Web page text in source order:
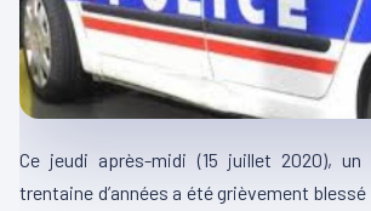
Ce jeudi après-midi (15 juillet 2020), un
trentaine d’années a été grièvement